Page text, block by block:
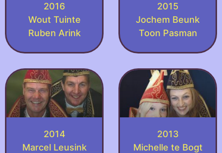
2016
Wout Tuinte
Ruben Arink
2015
Jochem Beunk
Toon Pasman
2014
Marcel Leusink
2013
Michelle te Bogt